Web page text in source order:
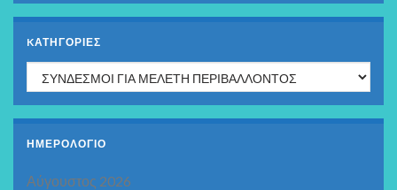
KΑΤΗΓΟΡΊΕΣ
Kατηγορίες
ΗΜΕΡΟΛΟΓΙΟ
Αύγουστος 2026